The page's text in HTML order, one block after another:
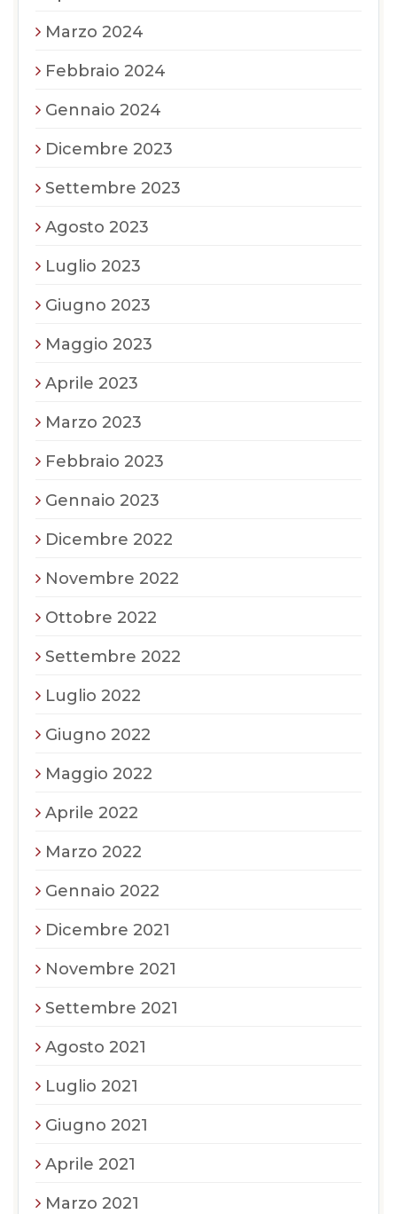
Marzo 2024
Febbraio 2024
Gennaio 2024
Dicembre 2023
Settembre 2023
Agosto 2023
Luglio 2023
Giugno 2023
Maggio 2023
Aprile 2023
Marzo 2023
Febbraio 2023
Gennaio 2023
Dicembre 2022
Novembre 2022
Ottobre 2022
Settembre 2022
Luglio 2022
Giugno 2022
Maggio 2022
Aprile 2022
Marzo 2022
Gennaio 2022
Dicembre 2021
Novembre 2021
Settembre 2021
Agosto 2021
Luglio 2021
Giugno 2021
Aprile 2021
Marzo 2021